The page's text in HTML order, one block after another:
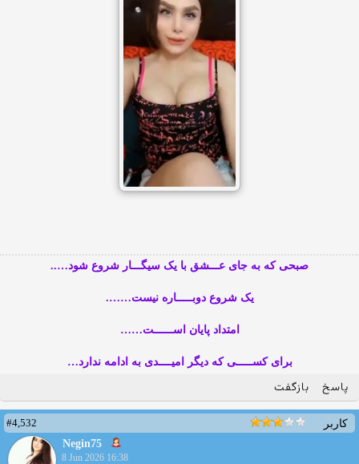
صبحی که به جای عـــشق با یک سیگـــار شروع شود…..
یک شروع دوبـــــاره نیست…….
امتداد پایان اســــــت……
برای کســـــی که دیگر امیــــدی به ادامه ندارد…
پاسخ بازگفت
کاربر
#4,532
Negin75
8 Jun 2026 16:38